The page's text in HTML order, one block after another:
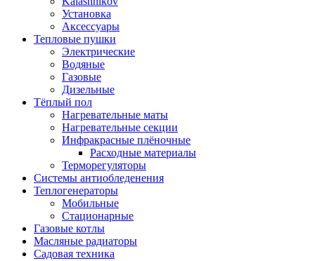
Установка
Аксессуары
Тепловые пушки
Электрические
Водяные
Газовые
Дизельные
Тёплый пол
Нагревательные маты
Нагревательные секции
Инфракрасные плёночные
Расходные материалы
Терморегуляторы
Системы антиобледенения
Теплогенераторы
Мобильные
Стационарные
Газовые котлы
Масляные радиаторы
Садовая техника